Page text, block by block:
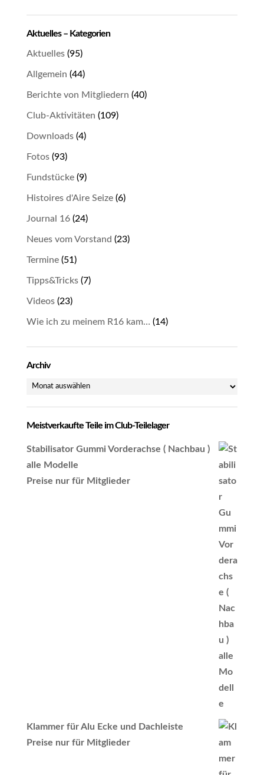
Aktuelles – Kategorien
Aktuelles(95)
Allgemein (44)
Berichte von Mitgliedern (40)
Club-Aktivitäten (109)
Downloads(4)
Fotos(93)
Fundstücke(9)
Histoires d'Aire Seize(6)
Journal 16(24)
Neues vom Vorstand (23)
Termine(51)
Tipps&Tricks(7)
Videos(23)
Wie ich zu meinem R16 kam… (14)
Archiv
Archiv
Meistverkaufte Teile im Club-Teilelager
Stabilisator Gummi Vorderachse ( Nachbau )
alle Modelle
Preise nur für Mitglieder
Klammer für Alu Ecke und Dachleiste
Preise nur für Mitglieder